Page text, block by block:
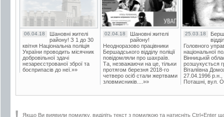
06.04.18
Шановні жителі
району! З 1 до 30
квітня Національна поліція
України проводить місячник
добровільної здачі
незареєстрованої зброї та
боєприпасів до неї.»»
02.04.18
Шановні жителі
району!
Неодноразово працівники
Бершадського відділу поліції
повідомляли про шахраїв.
Та, незважаючи на це, тільки
протягом березня 2018-го
четверо осіб стали жертвами
зловмисників....»»
25.03.18
Головного
національної
Вінницькій
розшукується
Віталіївна
27.04.1996 р.н.,
Поташні, вул.
Якщо Ви виявили помилку, виділіть текст з помилкою та натисніть Ctrl+Enter